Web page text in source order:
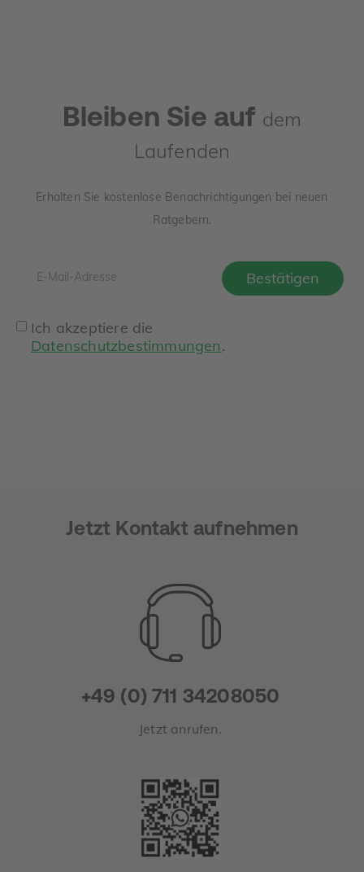
Bleiben Sie auf dem
Laufenden
Erhalten Sie kostenlose Benachrichtigungen bei neuen
Ratgebern.
Ich akzeptiere die
Datenschutzbestimmungen.
Jetzt Kontakt aufnehmen
+49 (0) 711 34208050
Jetzt anrufen.